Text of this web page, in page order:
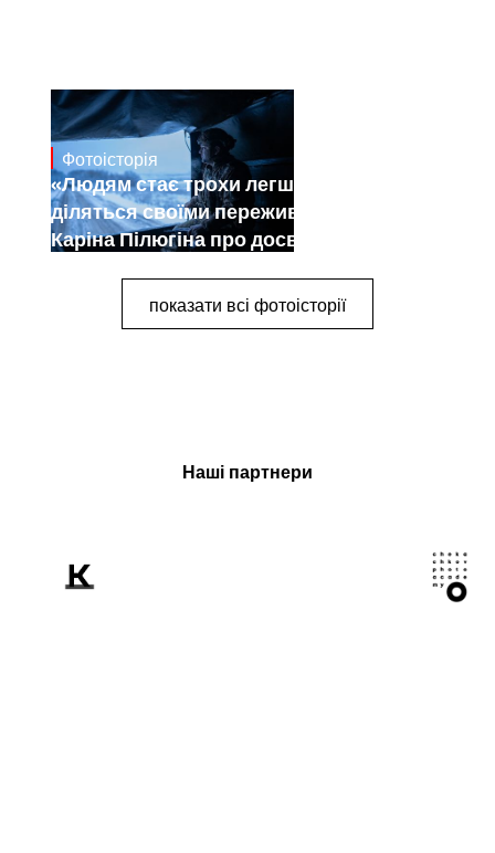
Фотоісторія
«Людям стає трохи легше, коли вони
діляться своїми переживаннями».
Каріна Пілюгіна про досвід
показати всі фотоісторії
Наші партнери